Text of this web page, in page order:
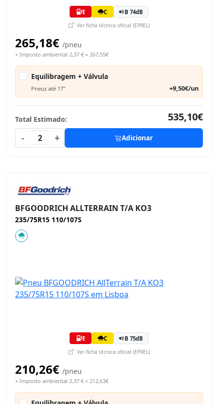
E C B 74dB
Ver ficha técnica oficial (EPREL)
265,18€ /pneu
+ Imposto ambiental 2,37 € = 267,55€
Equilibragem + Válvula
Pneus até 17" +9,50€/un
Total Estimado:
535,10€
-
2 + Adicionar
BFGOODRICH ALLTERRAIN T/A KO3
235/75R15 110/107S
E C B 75dB
Ver ficha técnica oficial (EPREL)
210,26€ /pneu
+ Imposto ambiental 2,37 € = 212,63€